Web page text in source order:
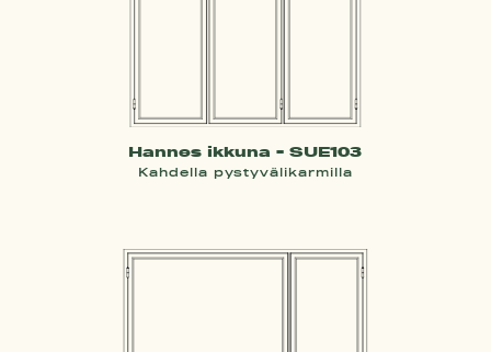
Hannes ikkuna - SUE103
Kahdella pystyvälikarmilla